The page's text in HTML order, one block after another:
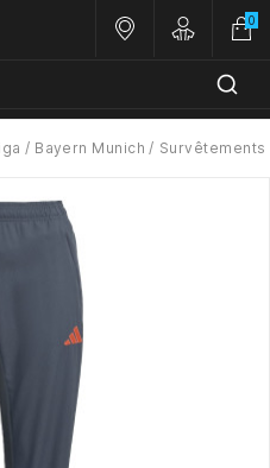
Nos magasins
Customer
0
Bayern Munich Survêtements